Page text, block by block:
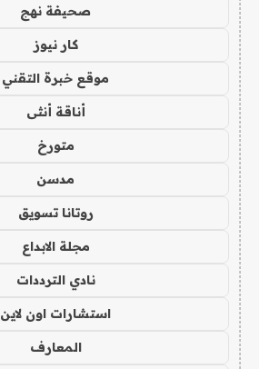
صحيفة نهج
كار نيوز
موقع خبرة التقني
أناقة أنثى
متورخ
مدسن
روتانا تسويق
مجلة الابداع
نادي الترددات
استشارات اون لاين
المعارف